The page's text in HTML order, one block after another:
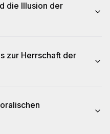
die Illusion der
zur Herrschaft der